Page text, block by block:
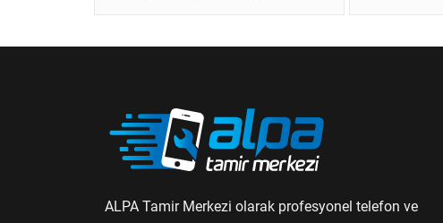
ALPA Tamir Merkezi olarak profesyonel telefon ve